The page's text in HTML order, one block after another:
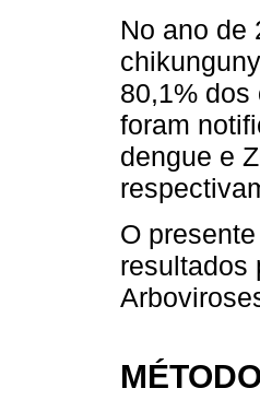
No ano de
80,1%
foram
dengue e
O
resultados